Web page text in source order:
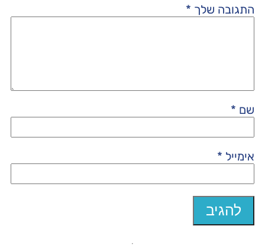
התגובה שלך *
שם *
אימייל *